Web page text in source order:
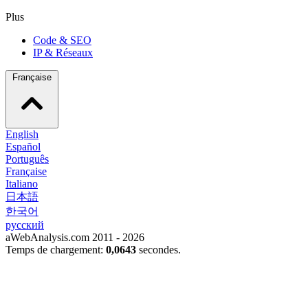
Plus
Code & SEO
IP & Réseaux
English
Español
Português
Française
Italiano
日本語
한국어
русский
aWebAnalysis.com 2011 - 2026
Temps de chargement: 0,0643 secondes.